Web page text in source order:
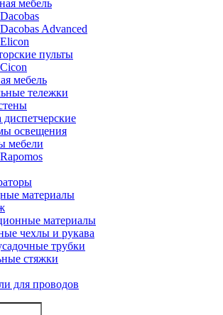
мебель
Advanced
пульты
мебель
тележки
диспетчерские
освещения
мебели
материалы
материалы
чехлы и рукава
трубки
стяжки
для проводов